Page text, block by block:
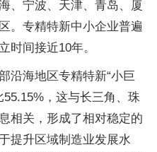
、宁波、天津、青岛、厦
。专精特新中小企业普遍
时间接近10年。
沿海地区专精特新“小巨
55.15%，这与长三角、珠
相关，形成了相对稳定的
提升区域制造业发展水